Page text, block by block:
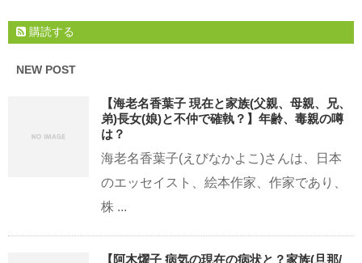
購読する
NEW POST
【海老名香葉子 現在と家族(父親、母親、兄、
弟)長女(娘)と不仲で確執？】年齢、毒親の噂
は？
海老名香葉子(えびなかよこ)さんは、日本
のエッセイスト、絵本作家、作家であり、
株 ...
【阿木燿子 病気の現在の病状と？家族(旦那/